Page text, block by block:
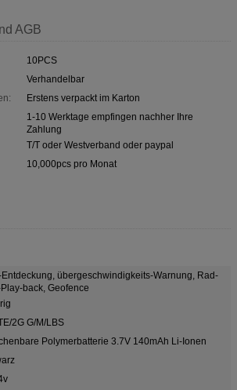
AGB
10PCS
Verhandelbar
Erstens verpackt im Karton
1-10 Werktage empfingen nachher Ihre
Zahlung
T/T oder Westverband oder paypal
10,000pcs pro Monat
übergeschwindigkeits-Warnung, Rad-
back, Geofence
2G G/M/LBS
Polymerbatterie 3.7V 140mAh Li-Ionen